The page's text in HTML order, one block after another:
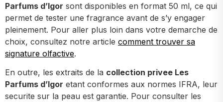
Parfums d’Igor sont disponibles en format 50 ml, ce qui
permet de tester une fragrance avant de s’y engager
pleinement. Pour aller plus loin dans votre demarche de
choix, consultez notre article comment trouver sa
signature olfactive.
En outre, les extraits de la collection privee Les
Parfums d’Igor etant conformes aux normes IFRA, leur
securite sur la peau est garantie. Pour consulter les